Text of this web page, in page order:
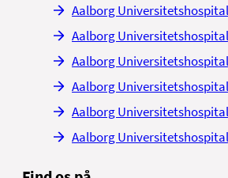
Aalborg
Aalborg
Aalborg
Aalborg
Aalborg
Aalborg